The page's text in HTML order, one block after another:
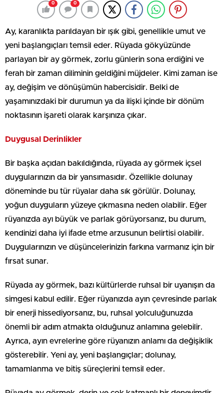
0 0
Ay, karanlıkta parıldayan bir ışık gibi, genellikle umut ve
yeni başlangıçları temsil eder. Rüyada gökyüzünde
parlayan bir ay görmek, zorlu günlerin sona erdiğini ve
ferah bir zaman diliminin geldiğini müjdeler. Kimi zaman ise
ay, değişim ve dönüşümün habercisidir. Belki de
yaşamınızdaki bir durumun ya da ilişki içinde bir dönüm
noktasının işareti olarak karşınıza çıkar.
Duygusal Derinlikler
Bir başka açıdan bakıldığında, rüyada ay görmek içsel
duygularınızın da bir yansımasıdır. Özellikle dolunay
döneminde bu tür rüyalar daha sık görülür. Dolunay,
yoğun duyguların yüzeye çıkmasına neden olabilir. Eğer
rüyanızda ayı büyük ve parlak görüyorsanız, bu durum,
kendinizi daha iyi ifade etme arzusunun belirtisi olabilir.
Duygularınızın ve düşüncelerinizin farkına varmanız için bir
fırsat sunar.
Rüyada ay görmek, bazı kültürlerde ruhsal bir uyanışın da
simgesi kabul edilir. Eğer rüyanızda ayın çevresinde parlak
bir enerji hissediyorsanız, bu, ruhsal yolculuğunuzda
önemli bir adım atmakta olduğunuz anlamına gelebilir.
Ayrıca, ayın evrelerine göre rüyanızın anlamı da değişiklik
gösterebilir. Yeni ay, yeni başlangıçlar; dolunay,
tamamlanma ve bitiş süreçlerini temsil eder.